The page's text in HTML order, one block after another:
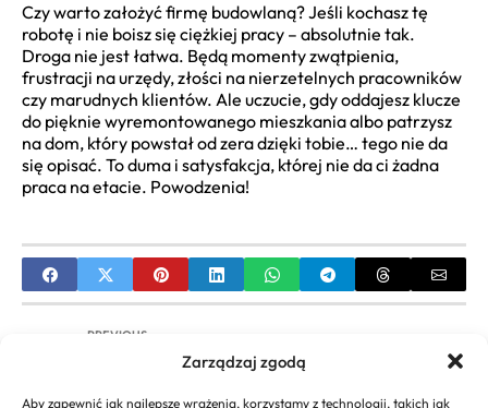
Zarządzaj zgodą
Aby zapewnić jak najlepsze wrażenia, korzystamy z technologii, takich jak
Czy warto założyć firmę budowlaną? Jeśli kochasz tę
robotę i nie boisz się ciężkiej pracy – absolutnie tak.
Droga nie jest łatwa. Będą momenty zwątpienia,
frustracji na urzędy, złości na nierzetelnych pracowników
czy marudnych klientów. Ale uczucie, gdy oddajesz klucze
do pięknie wyremontowanego mieszkania albo patrzysz
na dom, który powstał od zera dzięki tobie… tego nie da
się opisać. To duma i satysfakcja, której nie da ci żadna
praca na etacie. Powodzenia!
PREVIOUS
Jaką formę opodatkowania wybrać dla JDG?
Poradnik i Porównanie – Najlepsza Forma